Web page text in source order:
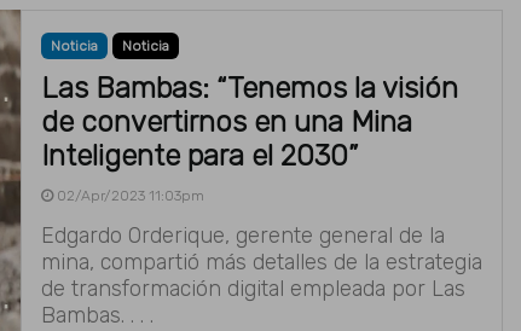
Noticia Noticia
Las Bambas: “Tenemos la visión
de convertirnos en una Mina
Inteligente para el 2030”
02/Apr/2023 11:03pm
Edgardo Orderique, gerente general de la
mina, compartió más detalles de la estrategia
de transformación digital empleada por Las
Bambas. . . .